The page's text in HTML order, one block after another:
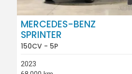
MERCEDES-BENZ
SPRINTER
150CV - 5P
2023